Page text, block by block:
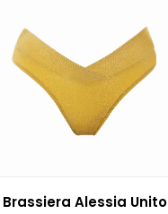
Brassiera Alessia Unito